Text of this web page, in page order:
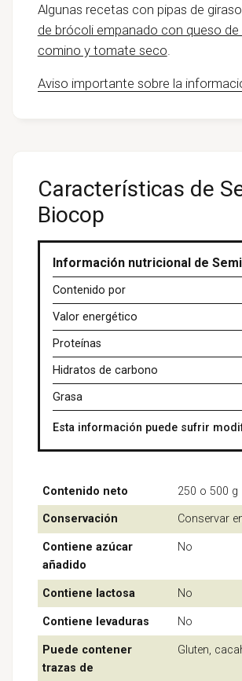
Algunas recetas con pipas de
de brócoli empanado con queso de
comino y tomate seco
Aviso importante sobre la
Características de
Biocop
Información nutricional de
Contenido por
Valor energético
Proteínas
Hidratos de carbono
Grasa
Esta información puede sufrir
Contenido neto 250 o 500 g
Conservación Conservar
Contiene azúcar
añadido
No
Contiene lactosa No
Contiene levaduras No
Puede contener
trazas de
Gluten,